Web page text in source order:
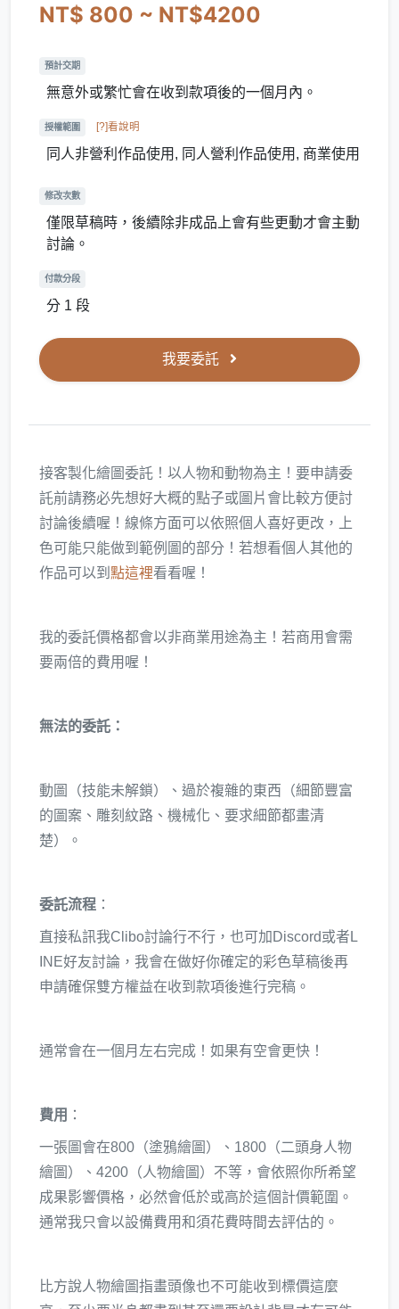
NT$ 800 ~ NT$4200
預計交期
無意外或繁忙會在收到款項後的一個月內。
授權範圍 [?]看說明
同人非營利作品使用, 同人營利作品使用, 商業使用
修改次數
僅限草稿時，後續除非成品上會有些更動才會主動
討論。
付款分段
分 1 段
我要委託
接客製化繪圖委託！以人物和動物為主！要申請委
託前請務必先想好大概的點子或圖片會比較方便討
討論後續喔！線條方面可以依照個人喜好更改，上
色可能只能做到範例圖的部分！若想看個人其他的
作品可以到 點這裡看看喔！
我的委託價格都會以非商業用途為主！若商用會需
要兩倍的費用喔！
無法的委託：
動圖（技能未解鎖）、過於複雜的東西（細節豐富
的圖案、雕刻紋路、機械化、要求細節都畫清
楚）。
委託流程 ：
直接私訊我Clibo討論行不行，也可加Discord或者L
INE好友討論，我會在做好你確定的彩色草稿後再
申請確保雙方權益在收到款項後進行完稿。
通常會在一個月左右完成！如果有空會更快！
費用 ：
一張圖會在800（塗鴉繪圖）、1800（二頭身人物
繪圖）、4200（人物繪圖）不等，會依照你所希望
成果影響價格，必然會低於或高於這個計價範圍。
通常我只會以設備費用和須花費時間去評估的。
比方說人物繪圖指畫頭像也不可能收到標價這麼